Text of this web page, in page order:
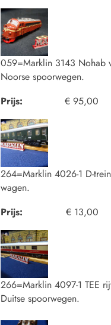
059=Marklin 3143 Nohab
Noorse spoorwegen.
Prijs:
€ 95,00
264=Marklin 4026-1 D-
wagen.
Prijs:
€ 13,00
266=Marklin 4097-1 TEE
Duitse spoorwegen.